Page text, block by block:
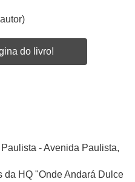
do livro!
- Avenida Paulista,
da HQ "Onde Andará Dulce